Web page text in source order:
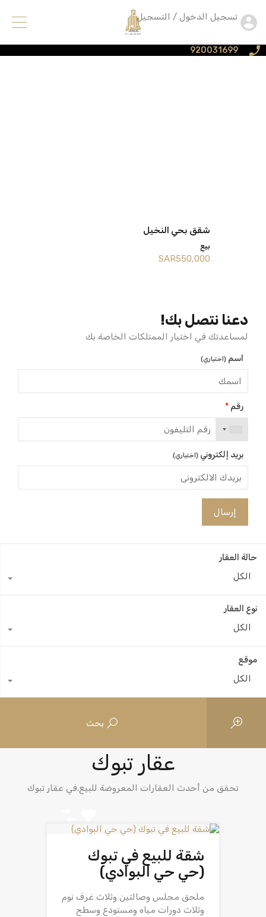
920031699
تسجيل الدخول / التسجيل
شقق بحي النخيل
بيع
‪SAR550,000
فيلا روف ارضي حي اليرموك
بيع
‪SAR680,000
دعنا نتصل بك!
لمساعدتك في اختيار الممتلكات الخاصة بك
اسم (اختياري)
رقم *
بريد إلكتروني (اختياري)
حالة العقار
الكل
نوع العقار
الكل
موقع
الكل
بحث
عقار تبوك
تحقق من أحدث العقارات المعروضة للبيع.في عقار تبوك
شقة للبيع في تبوك
(حي حي البوادي)
ملحق مجلس وصالتين وثلاث غرف نوم
وثلاث دورات مياه ومستودع وسطح